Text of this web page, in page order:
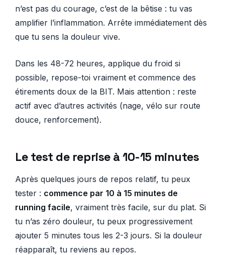
n’est pas du courage, c’est de la bêtise : tu vas
amplifier l’inflammation. Arrête immédiatement dès
que tu sens la douleur vive.
Dans les 48-72 heures, applique du froid si
possible, repose-toi vraiment et commence des
étirements doux de la BIT. Mais attention : reste
actif avec d’autres activités (nage, vélo sur route
douce, renforcement).
Le test de reprise à 10-15 minutes
Après quelques jours de repos relatif, tu peux
tester : commence par 10 à 15 minutes de
running facile, vraiment très facile, sur du plat. Si
tu n’as zéro douleur, tu peux progressivement
ajouter 5 minutes tous les 2-3 jours. Si la douleur
réapparaît, tu reviens au repos.